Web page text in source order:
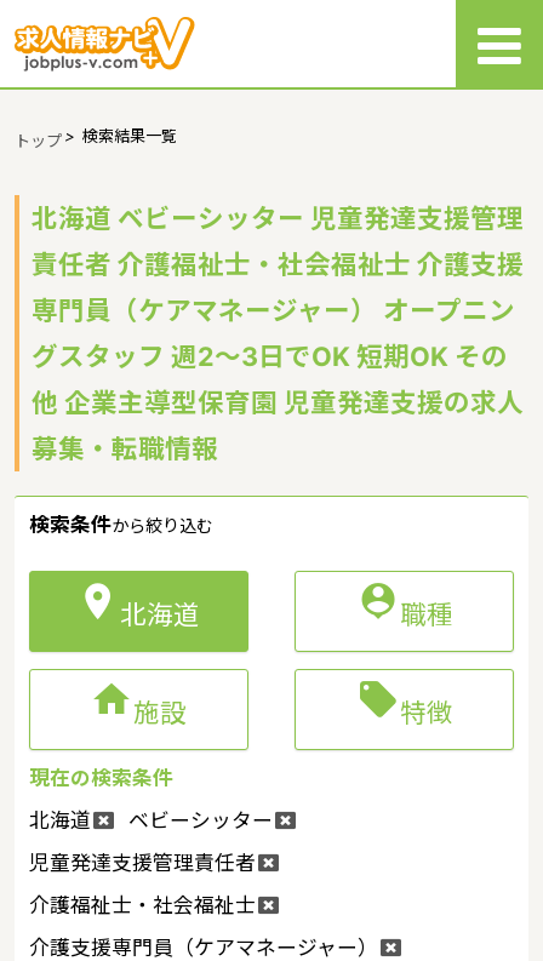
トップ> 検索結果一覧
北海道 ベビーシッター 児童発達支援管理
責任者 介護福祉士・社会福祉士 介護支援
専門員（ケアマネージャー） オープニン
グスタッフ 週2～3日でOK 短期OK その
他 企業主導型保育園 児童発達支援の求人
募集・転職情報
検索条件から絞り込む
 北海道 職種
施設 特徴
現在の検索条件
北海道
ベビーシッター
児童発達支援管理責任者
介護福祉士・社会福祉士
介護支援専門員（ケアマネージャー）